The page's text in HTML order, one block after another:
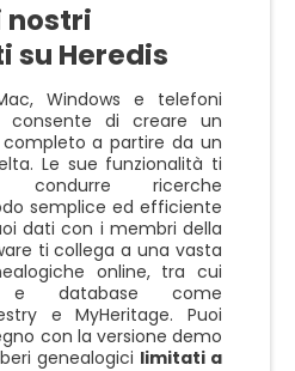
nostri
su Heredis
Windows e telefoni
consente di creare un
a partire da un
Le sue funzionalità ti
ricerche
semplice ed efficiente
dati con i membri della
ti collega a una vasta
online, tra cui
e database come
e MyHeritage. Puoi
con la versione demo
genealogici limitati a